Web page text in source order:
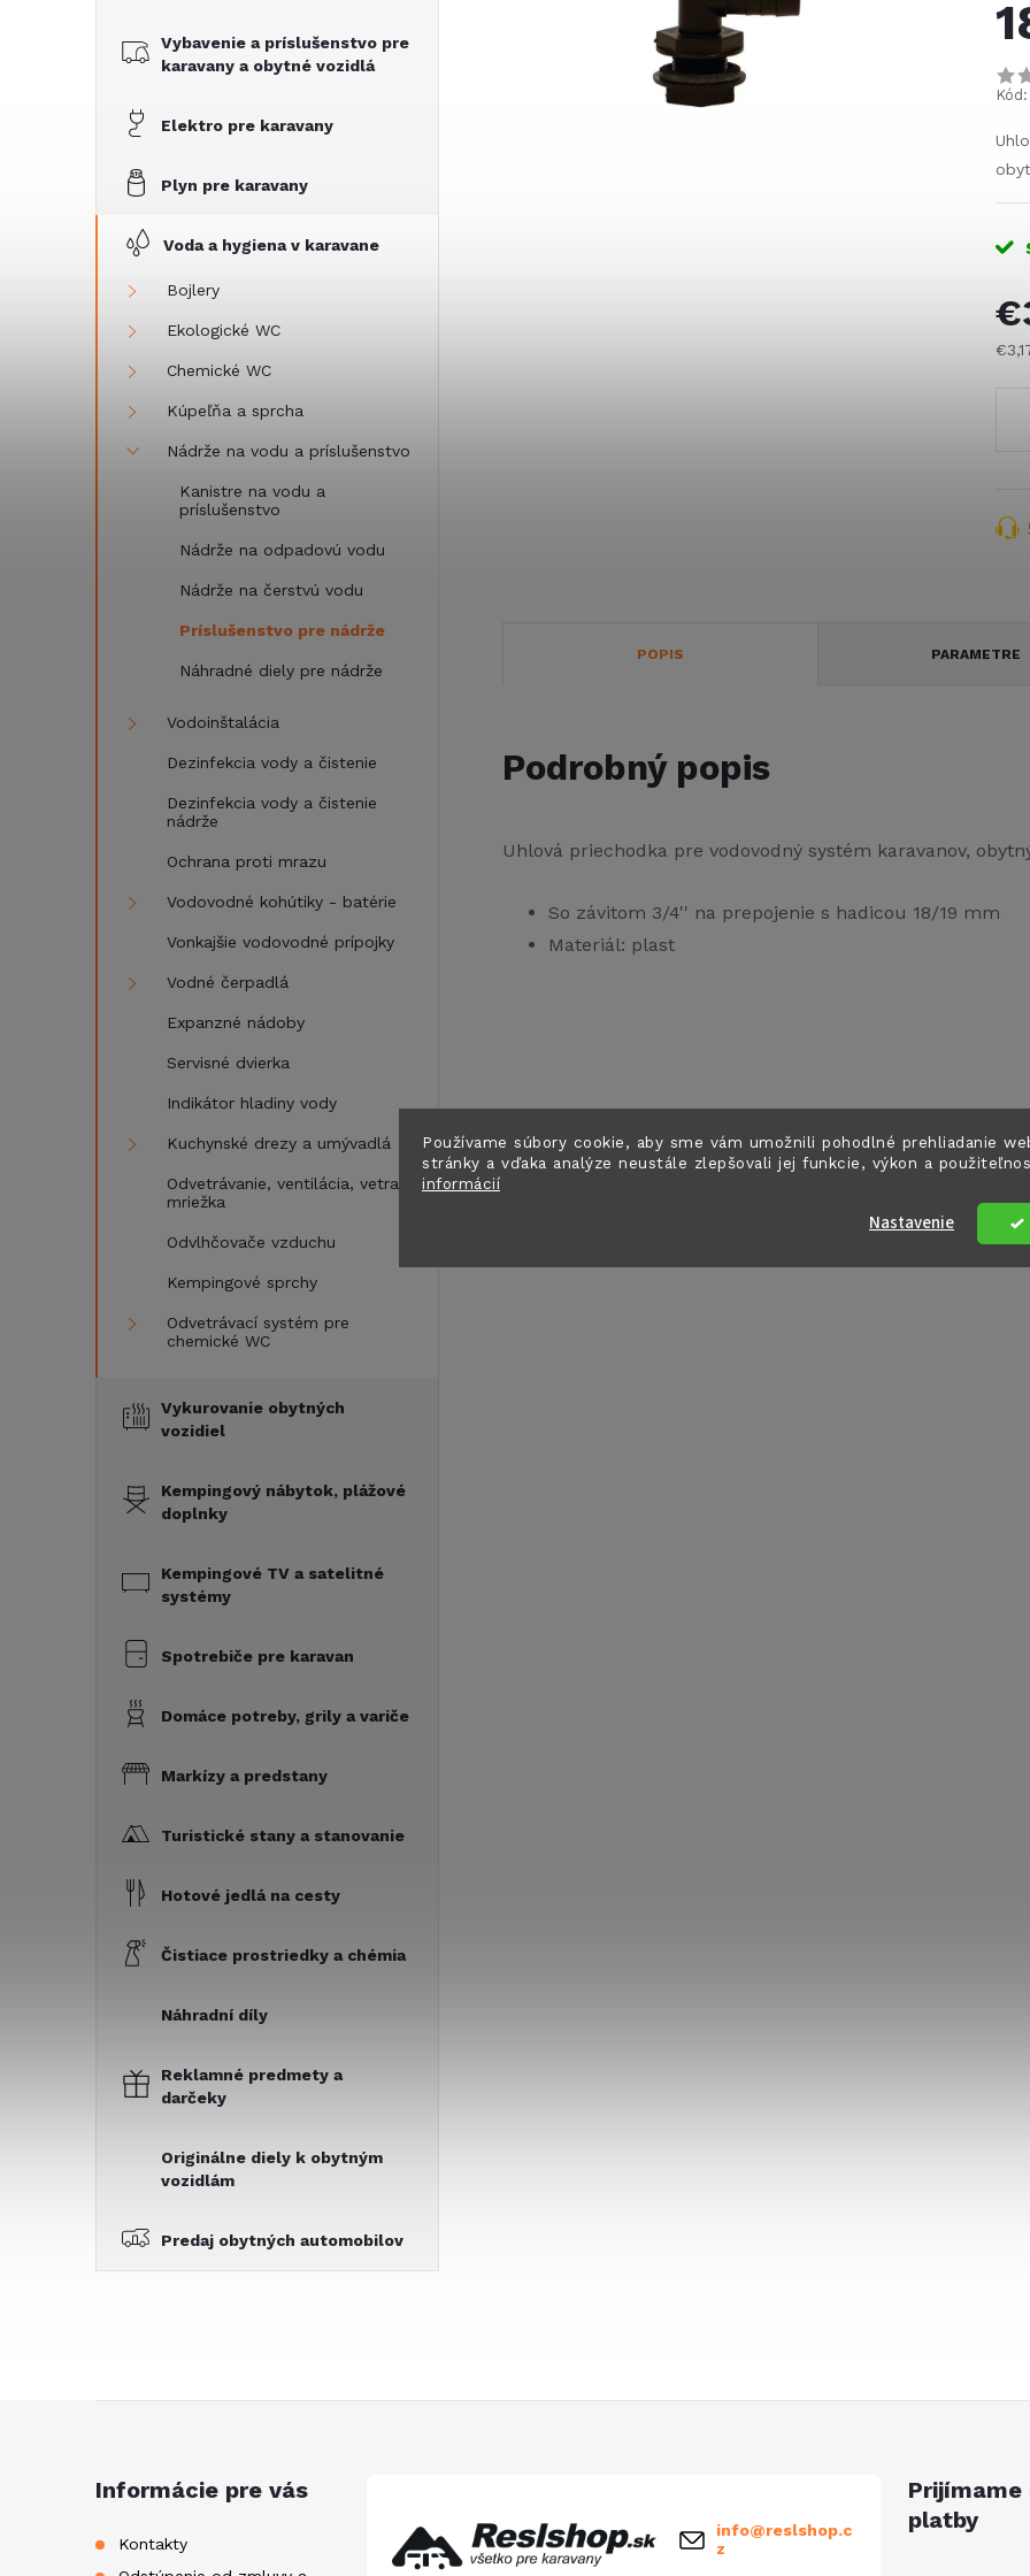
Používame súbory cookie, aby sme vám umožnili pohodlné prehliadanie
stránky a vďaka analýze neustále zlepšovali jej funkcie, výkon a
informácií
Nastavenie
Vybavenie a príslušenstvo pre
karavany a obytné vozidlá
Elektro pre karavany
Plyn pre karavany
Voda a hygiena v karavane
Bojlery
Ekologické WC
Chemické WC
Kúpeľňa a sprcha
Nádrže na vodu a príslušenstvo
Kanistre na vodu a
príslušenstvo
Nádrže na odpadovú vodu
Nádrže na čerstvú vodu
Príslušenstvo pre nádrže
Náhradné diely pre nádrže
Vodoinštalácia
Dezinfekcia vody a čistenie
Dezinfekcia vody a čistenie
nádrže
Ochrana proti mrazu
Vodovodné kohútiky - batérie
Vonkajšie vodovodné prípojky
Vodné čerpadlá
Expanzné nádoby
Servisné dvierka
Indikátor hladiny vody
Kuchynské drezy a umývadlá
Odvetrávanie, ventilácia, vetracia
mriežka
Odvlhčovače vzduchu
Kempingové sprchy
Odvetrávací systém pre
chemické WC
Vykurovanie obytných
vozidiel
Kempingový nábytok, plážové
doplnky
Kempingové TV a satelitné
systémy
Spotrebiče pre karavan
Domáce potreby, grily a variče
Markízy a predstany
Turistické stany a stanovanie
Hotové jedlá na cesty
Čistiace prostriedky a chémia
Náhradní díly
Reklamné predmety a
darčeky
Originálne diely k obytným
vozidlám
Predaj obytných automobilov
Kód:
POPIS PARAMETRE
Podrobný popis
Uhlová priechodka pre vodovodný systém karavanov,
So závitom 3/4'' na prepojenie s hadicou 18/19 mm
Materiál: plast
Informácie pre vás
Kontakty
info@reslshop.c
z
Prijímame
platby